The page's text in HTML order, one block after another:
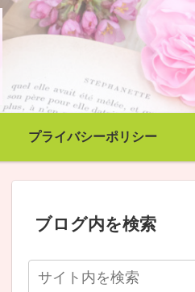
プライバシーポリシー
ブログ内を検索